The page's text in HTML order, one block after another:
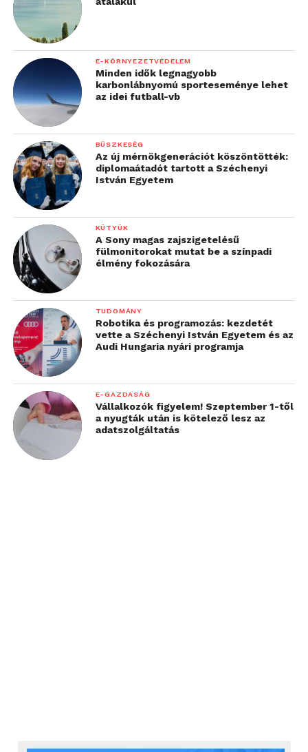
E-KÖRNYEZETVÉDELEM
Minden idők legnagyobb
karbonlábnyomú sporteseménye lehet
az idei futball-vb
BÜSZKESÉG
Az új mérnökgenerációt köszöntötték:
diplomaátadót tartott a Széchenyi
István Egyetem
KÜTYÜK
A Sony magas zajszigetelésű
fülmonitorokat mutat be a színpadi
élmény fokozására
TUDOMÁNY
Robotika és programozás: kezdetét
vette a Széchenyi István Egyetem és az
Audi Hungaria nyári programja
E-GAZDASÁG
Vállalkozók figyelem! Szeptember 1-től
a nyugták után is kötelező lesz az
adatszolgáltatás